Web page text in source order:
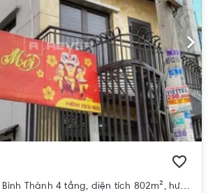
Nhà phố đường Bình Thành 4 tầng, diện tích 802m², hướng Đông Bắc, pháp lý Sổ hồng